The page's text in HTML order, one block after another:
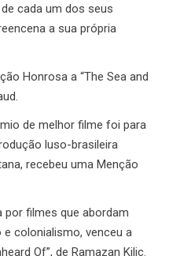
cada um dos seus
a sua própria
Honrosa a “The Sea and
de melhor filme foi para
luso-brasileira
recebeu uma Menção
filmes que abordam
colonialismo, venceu a
Of”, de Ramazan Kilic.